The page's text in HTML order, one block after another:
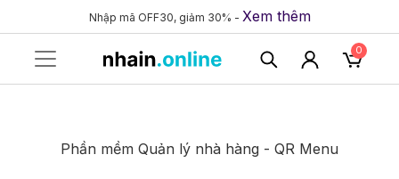
Nhập mã OFF30, giảm 30% - Xem thêm
0
Phần mềm Quản lý nhà hàng - QR Menu